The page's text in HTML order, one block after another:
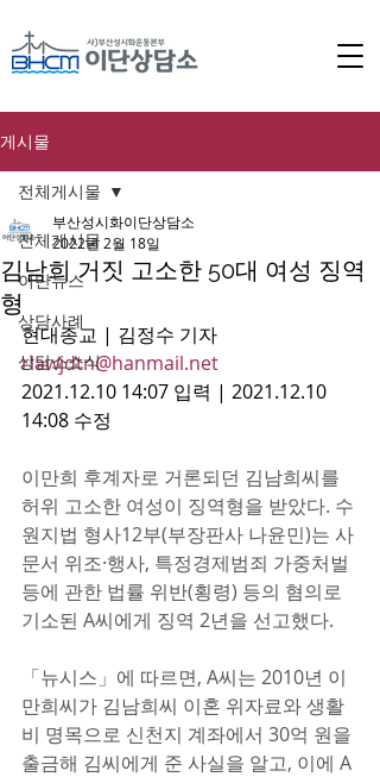
게시물
전체게시물
이단뉴스
상담사례
상담소소식
전체게시물
김남희 거짓 고소한 50대 여성 징역
형
부산성시화이단상담소
2022년 2월 18일
현대종교 | 김정수 기자
rlawjdtn@hanmail.net
2021.12.10 14:07 입력 | 2021.12.10
14:08 수정
이만희 후계자로 거론되던 김남희씨를
허위 고소한 여성이 징역형을 받았다. 수
원지법 형사12부(부장판사 나윤민)는 사
문서 위조·행사, 특정경제범죄 가중처벌
등에 관한 법률 위반(횡령) 등의 혐의로
기소된 A씨에게 징역 2년을 선고했다.
「뉴시스」에 따르면, A씨는 2010년 이
만희씨가 김남희씨 이혼 위자료와 생활
비 명목으로 신천지 계좌에서 30억 원을
출금해 김씨에게 준 사실을 알고, 이에 A